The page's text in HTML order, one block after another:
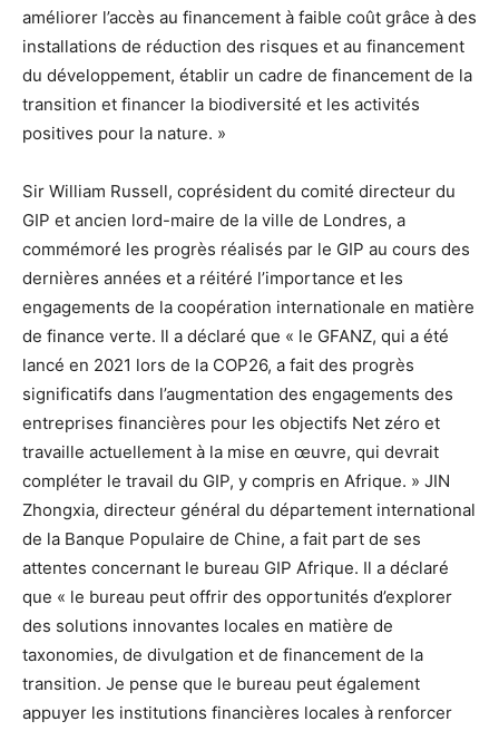
améliorer l’accès au financement à faible coût grâce à des
installations de réduction des risques et au financement
du développement, établir un cadre de financement de la
transition et financer la biodiversité et les activités
positives pour la nature. »
Sir William Russell, coprésident du comité directeur du
GIP et ancien lord-maire de la ville de Londres, a
commémoré les progrès réalisés par le GIP au cours des
dernières années et a réitéré l’importance et les
engagements de la coopération internationale en matière
de finance verte. Il a déclaré que « le GFANZ, qui a été
lancé en 2021 lors de la COP26, a fait des progrès
significatifs dans l’augmentation des engagements des
entreprises financières pour les objectifs Net zéro et
travaille actuellement à la mise en œuvre, qui devrait
compléter le travail du GIP, y compris en Afrique. » JIN
Zhongxia, directeur général du département international
de la Banque Populaire de Chine, a fait part de ses
attentes concernant le bureau GIP Afrique. Il a déclaré
que « le bureau peut offrir des opportunités d’explorer
des solutions innovantes locales en matière de
taxonomies, de divulgation et de financement de la
transition. Je pense que le bureau peut également
appuyer les institutions financières locales à renforcer